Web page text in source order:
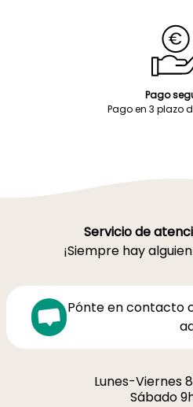
Pago
Pago en 3 plazo
Servicio de
¡Siempre hay
Pónte en contacto
Lunes-Viernes
Sábado